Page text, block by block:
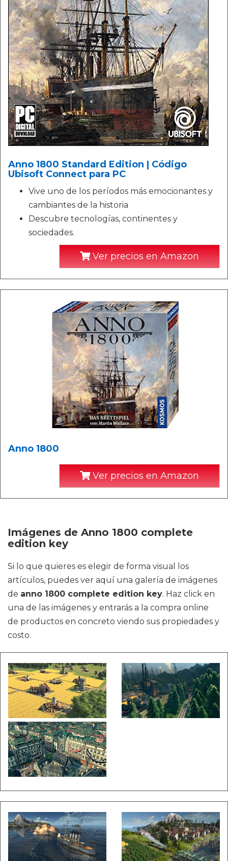
Anno 1800 Standard Edition | Código
Ubisoft Connect para PC
Vive uno de los períodos más emocionantes y
cambiantes de la historia
Descubre tecnologías, continentes y
sociedades.
Ver precios en Amazon
Anno 1800
Ver precios en Amazon
Imágenes de Anno 1800 complete
edition key
Si lo que quieres es elegir de forma visual los
artículos, puedes ver aquí una galería de imágenes
de anno 1800 complete edition key. Haz click en
una de las imágenes y entrarás a la compra online
de productos en concreto viendo sus propiedades y
costo.